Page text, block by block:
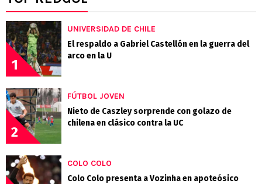
1
UNIVERSIDAD DE CHILE
El respaldo a Gabriel Castellón en la guerra del
arco en la U
2
FÚTBOL JOVEN
Nieto de Caszley sorprende con golazo de
chilena en clásico contra la UC
COLO COLO
Colo Colo presenta a Vozinha en apoteósico